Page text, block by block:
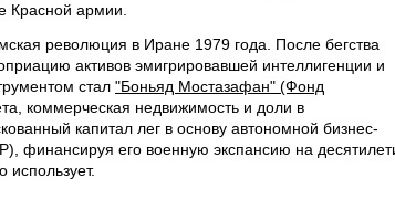
Красной армии.
революция в Иране 1979 года. После бегства
активов эмигрировавшей интеллигенции и
стал "Боньяд Мостазафан" (Фонд
коммерческая недвижимость и доли в
капитал лег в основу автономной бизнес-
финансируя его военную экспансию на
использует.